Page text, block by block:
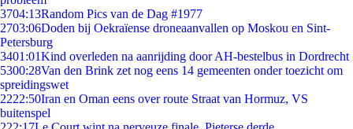
3704:13Random Pics van de Dag #1977
2703:06Doden bij Oekraïense droneaanvallen op Moskou en Sint-
Petersburg
3401:01Kind overleden na aanrijding door AH-bestelbus in Dordrecht
5300:28Van den Brink zet nog eens 14 gemeenten onder toezicht om
spreidingswet
2222:50Iran en Oman eens over route Straat van Hormuz, VS
buitenspel